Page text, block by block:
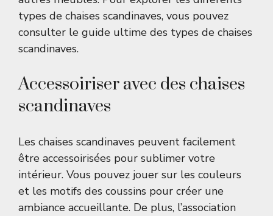
types de chaises scandinaves, vous pouvez
consulter le guide ultime des types de chaises
scandinaves.
Accessoiriser avec des chaises
scandinaves
Les chaises scandinaves peuvent facilement
être accessoirisées pour sublimer votre
intérieur. Vous pouvez jouer sur les couleurs
et les motifs des coussins pour créer une
ambiance accueillante. De plus, l’association